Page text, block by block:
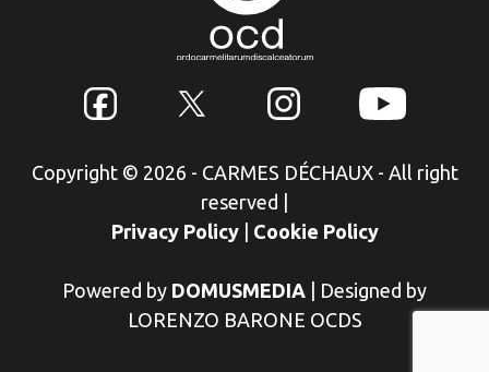
Copyright © 2026 - CARMES DÉCHAUX - All right
reserved
Privacy Policy
Cookie Policy
Powered by DOMUSMEDIA
Designed by
LORENZO BARONE OCDS